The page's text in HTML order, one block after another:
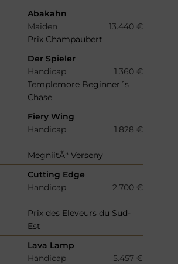
Abakahn
Maiden
13.440 €
Prix Champaubert
Der Spieler
Handicap
1.360 €
Templemore Beginner´s
Chase
Fiery Wing
Handicap 1.828 €
MegniitÃ³ Verseny
Cutting Edge
Handicap 2.700 €
Prix des Eleveurs du Sud-
Est
Lava Lamp
Handicap
5.457 €